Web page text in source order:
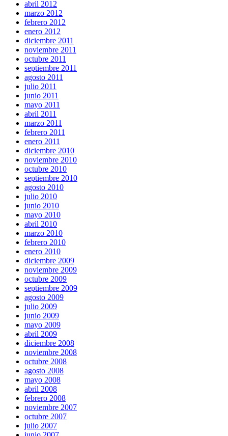
abril 2012
marzo 2012
febrero 2012
enero 2012
diciembre 2011
noviembre 2011
octubre 2011
septiembre 2011
agosto 2011
julio 2011
junio 2011
mayo 2011
abril 2011
marzo 2011
febrero 2011
enero 2011
diciembre 2010
noviembre 2010
octubre 2010
septiembre 2010
agosto 2010
julio 2010
junio 2010
mayo 2010
abril 2010
marzo 2010
febrero 2010
enero 2010
diciembre 2009
noviembre 2009
octubre 2009
septiembre 2009
agosto 2009
julio 2009
junio 2009
mayo 2009
abril 2009
diciembre 2008
noviembre 2008
octubre 2008
agosto 2008
mayo 2008
abril 2008
febrero 2008
noviembre 2007
octubre 2007
julio 2007